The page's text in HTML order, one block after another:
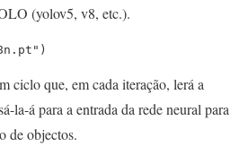
(yolov5, v8, etc.).
ciclo que, em cada iteração, lerá a
la-á para a entrada da rede neural para
de objectos.